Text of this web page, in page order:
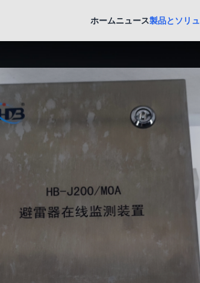
ホームニュース製品とソリ